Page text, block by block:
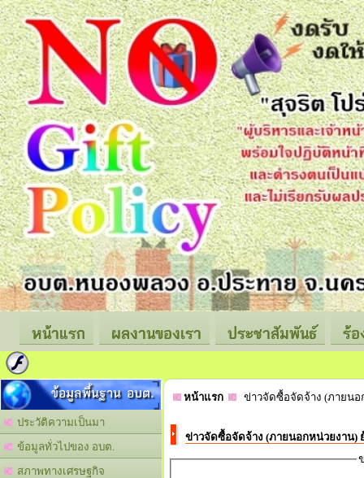
หน้าแรก ผลงานของเรา ประชาสัมพันธ์ ร้
ข้อมูลพื้นฐาน อบต.
ประวัติความเป็นมา
ข้อมูลทั่วไปของ อบต.
สภาพทางเศรษฐกิจ
หน้าแรก ข่าวจัดซื้อจัดจ้าง (ภายน
ข่าวจัดซื้อจัดจ้าง (ภายนอกหน่วยงาน)